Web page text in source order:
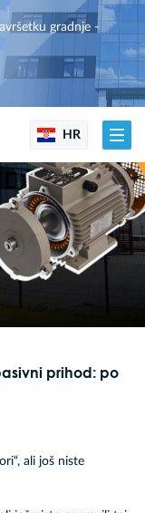
gradnje -
HR
prihod: po
ali još niste